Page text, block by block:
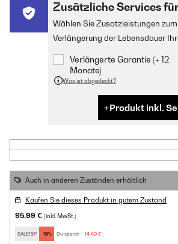
Zusätzliche Services
Wählen Sie Zusatzleistungen
Verlängerung der Lebensdauer
Verlängerte Garantie (+ 12
Monate)
Was ist abgedeckt?
Produkt inkl.
Auch in anderen Zuständen erhältlich
Kaufen Sie dieses Produkt in gutem Zustand
95,99 € (inkl. MwSt.)
SALE15P -15% Du sparst: 14,40 €